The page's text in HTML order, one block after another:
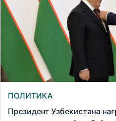
ПОЛИТИКА
Президент Узбекистана